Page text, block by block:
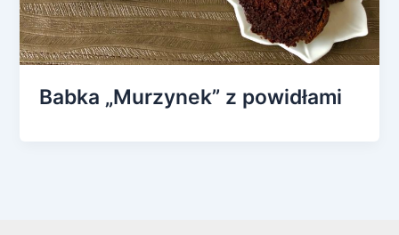
Babka „Murzynek” z powidłami